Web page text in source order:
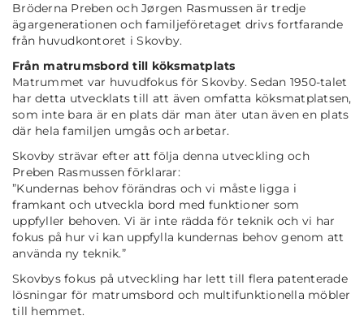
Bröderna Preben och Jørgen Rasmussen är tredje
ägargenerationen och familjeföretaget drivs fortfarande
från huvudkontoret i Skovby.
Från matrumsbord till köksmatplats
Matrummet var huvudfokus för Skovby. Sedan 1950-talet
har detta utvecklats till att även omfatta köksmatplatsen,
som inte bara är en plats där man äter utan även en plats
där hela familjen umgås och arbetar.
Skovby strävar efter att följa denna utveckling och
Preben Rasmussen förklarar:
”Kundernas behov förändras och vi måste ligga i
framkant och utveckla bord med funktioner som
uppfyller behoven. Vi är inte rädda för teknik och vi har
fokus på hur vi kan uppfylla kundernas behov genom att
använda ny teknik.”
Skovbys fokus på utveckling har lett till flera patenterade
lösningar för matrumsbord och multifunktionella möbler
till hemmet.